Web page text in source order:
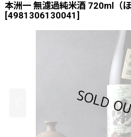
本洲一 無濾過純米酒 720ml（ほ
[4981306130041]